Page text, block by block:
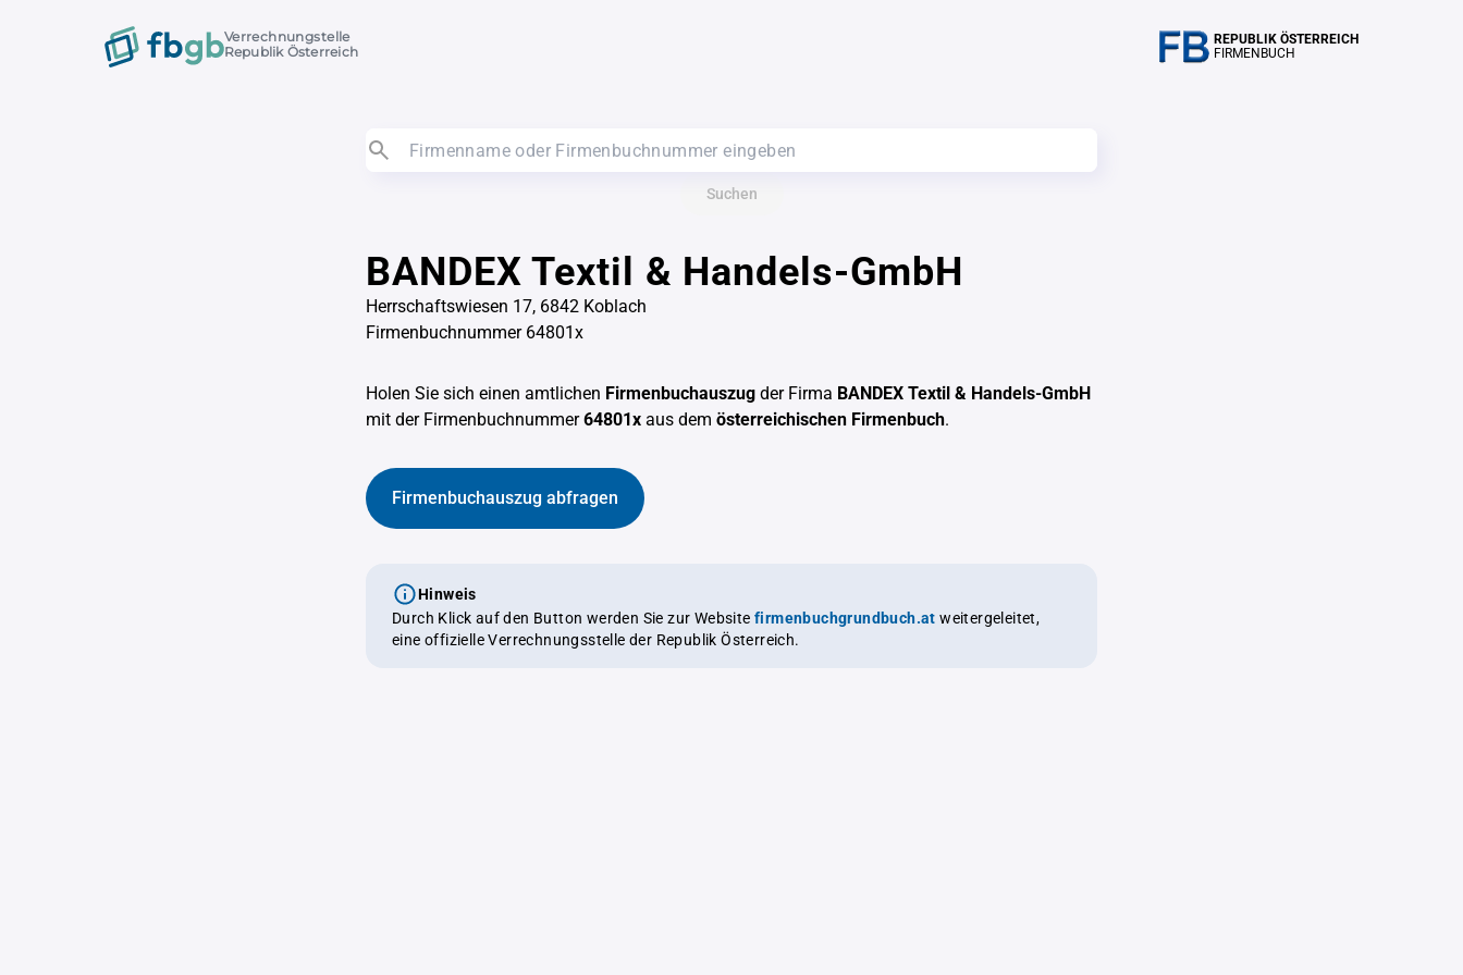
Verrechnungstelle
Republik Österreich
REPUBLIK ÖSTERREICH
FIRMENBUCH
Suchen
BANDEX Textil & Handels-GmbH
Herrschaftswiesen 17, 6842 Koblach
Firmenbuchnummer 64801x
Holen Sie sich einen amtlichen Firmenbuchauszug der Firma BANDEX Textil & Handels-GmbH
mit der Firmenbuchnummer64801x aus dem österreichischen Firmenbuch.
Firmenbuchauszug abfragen
Hinweis
Durch Klick auf den Button werden Sie zur Website firmenbuchgrundbuch.at weitergeleitet,
eine offizielle Verrechnungsstelle der Republik Österreich.